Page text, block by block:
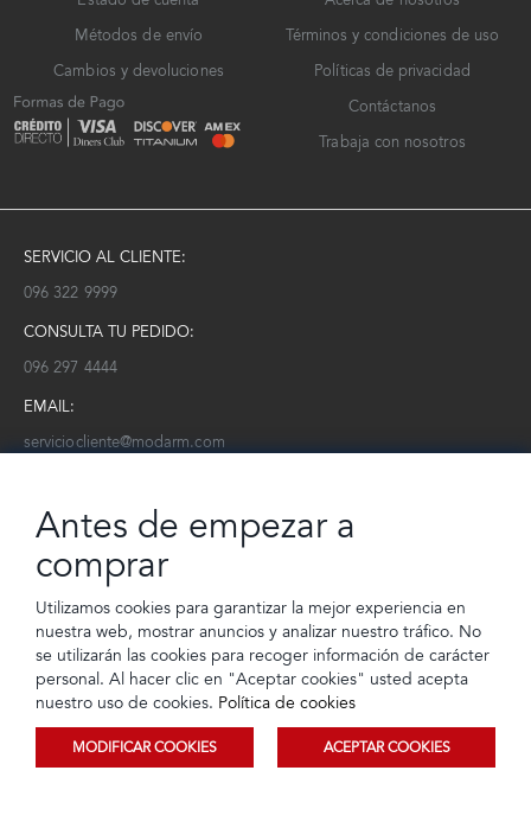
Métodos de envío
Cambios y devoluciones
Términos y condiciones de uso
Políticas de privacidad
Contáctanos
Trabaja con nosotros
SERVICIO AL CLIENTE:
096 322 9999
CONSULTA TU PEDIDO:
096 297 4444
EMAIL:
serviciocliente@modarm.com
Conoce toda la información sobre últimas colecciones, eventos y
Subscríbete a nuestro newsletter
SUSCRIBIRSE
© 2023 TIENDEC S.A | Todos los derechos reservados
Antes de empezar a
comprar
Utilizamos cookies para garantizar la mejor experiencia en
nuestra web, mostrar anuncios y analizar nuestro tráfico. No
se utilizarán las cookies para recoger información de carácter
personal. Al hacer clic en "Aceptar cookies" usted acepta
nuestro uso de cookies. Política de cookies
MODIFICAR COOKIES ACEPTAR COOKIES